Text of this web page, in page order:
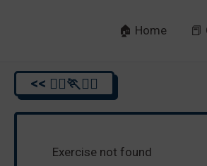
🏠 Home 📕
<< 🏃‍♂️🏃🏃‍♂️
Exercise not found